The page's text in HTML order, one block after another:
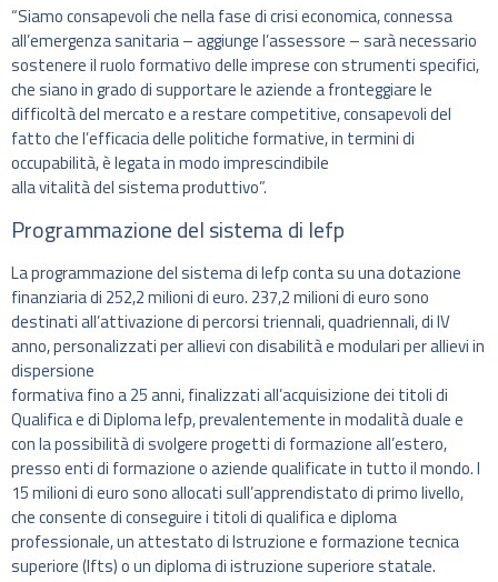
“Siamo consapevoli che nella fase di crisi economica, connessa
all’emergenza sanitaria – aggiunge l’assessore – sarà necessario
sostenere il ruolo formativo delle imprese con strumenti specifici,
che siano in grado di supportare le aziende a fronteggiare le
difficoltà del mercato e a restare competitive, consapevoli del
fatto che l’efficacia delle politiche formative, in termini di
occupabilità, è legata in modo imprescindibile
alla vitalità del sistema produttivo”.
Programmazione del sistema di Iefp
La programmazione del sistema di Iefp conta su una dotazione
finanziaria di 252,2 milioni di euro. 237,2 milioni di euro sono
destinati all’attivazione di percorsi triennali, quadriennali, di IV
anno, personalizzati per allievi con disabilità e modulari per allievi in
dispersione
formativa fino a 25 anni, finalizzati all’acquisizione dei titoli di
Qualifica e di Diploma Iefp, prevalentemente in modalità duale e
con la possibilità di svolgere progetti di formazione all’estero,
presso enti di formazione o aziende qualificate in tutto il mondo. I
15 milioni di euro sono allocati sull’apprendistato di primo livello,
che consente di conseguire i titoli di qualifica e diploma
professionale, un attestato di Istruzione e formazione tecnica
superiore (Ifts) o un diploma di istruzione superiore statale.